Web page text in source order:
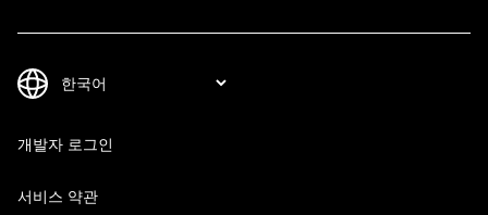
개발자 로그인
서비스 약관